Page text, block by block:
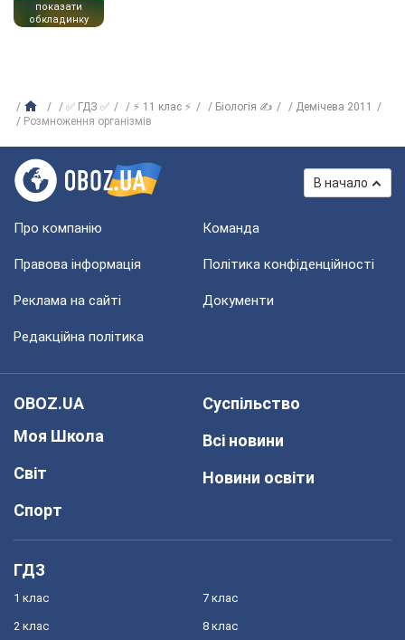
показати
обкладинку
✅ ГДЗ ✅ ⚡ 11 клас ⚡ Біологія ✍
Демічева 2011
Розмноження організмів
В начало
Про компанію Команда
Правова інформація Політика конфіденційності
Реклама на сайті Документи
Редакційна політика
OBOZ.UA
Моя Школа
Світ
Спорт
Суспільство
Всі новини
Новини освіти
ГДЗ
1 клас
2 клас
7 клас
8 клас